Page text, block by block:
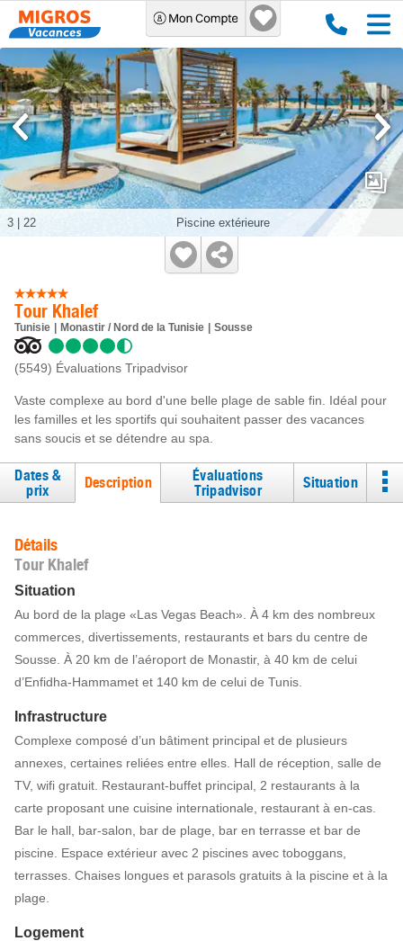
Tour Khalef
Tunisie Monastir / Nord de la Tunisie Sousse
(5549) Évaluations Tripadvisor
Vaste complexe au bord d'une belle plage de sable fin. Idéal pour
les familles et les sportifs qui souhaitent passer des vacances
sans soucis et se détendre au spa.
Piscine extérieure
3 22
Dates &
prix
Description
Évaluations
Tripadvisor
Situation
Détails
Tour Khalef
Situation
Au bord de la plage «Las Vegas Beach». À 4 km des nombreux
commerces, divertissements, restaurants et bars du centre de
Sousse. À 20 km de l’aéroport de Monastir, à 40 km de celui
d’Enfidha-Hammamet et 140 km de celui de Tunis.
Infrastructure
Complexe composé d’un bâtiment principal et de plusieurs
annexes, certaines reliées entre elles. Hall de réception, salle de
TV, wifi gratuit. Restaurant-buffet principal, 2 restaurants à la
carte proposant une cuisine internationale, restaurant à en-cas.
Bar le hall, bar-salon, bar de plage, bar en terrasse et bar de
piscine. Espace extérieur avec 2 piscines avec toboggans,
terrasses. Chaises longues et parasols gratuits à la piscine et à la
plage.
Logement